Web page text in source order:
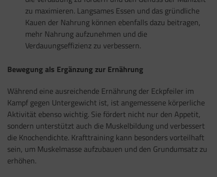
zu maximieren. Langsames Essen und das gründliche
Kauen der Nahrung können ebenfalls dazu beitragen,
mehr Nahrung aufzunehmen und die
Verdauungseffizienz zu verbessern.
Bewegung als Ergänzung zur Ernährung
Während eine ausreichende Ernährung der Eckpfeiler im
Kampf gegen Untergewicht ist, ist angemessene körperliche
Aktivität ebenso wichtig. Sie fördert nicht nur den Appetit,
sondern unterstützt auch die Muskelbildung und verbessert
die Knochendichte. Krafttraining kann besonders vorteilhaft
sein, um Muskelmasse aufzubauen und den Grundumsatz zu
erhöhen.